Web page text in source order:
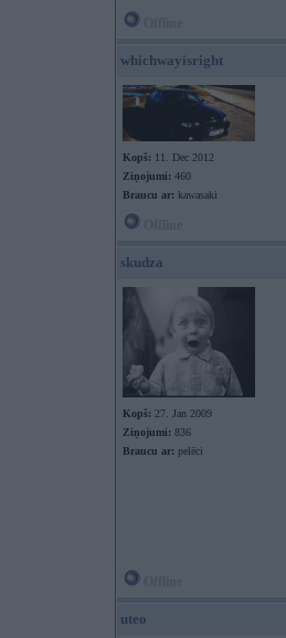
whichwayisright
Kopš: 11. Dec 2012
Ziņojumi: 460
Braucu ar: kawasaki
skudza
Kopš: 27. Jan 2009
Ziņojumi: 836
Braucu ar: pelēci
uteo